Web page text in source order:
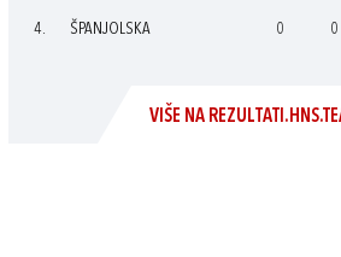
4. ŠPANJOLSKA 0 0
VIŠE NA